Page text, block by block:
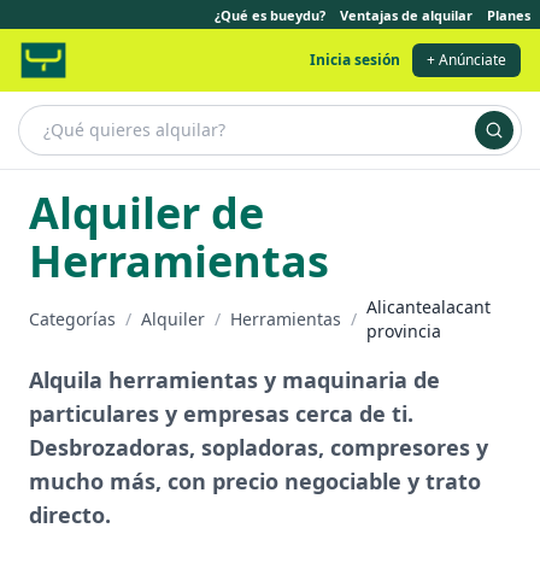
¿Qué es bueydu? Ventajas de alquilar Planes
Inicia sesión + Anúnciate
Alquiler de
Herramientas
Categorías / Alquiler / Herramientas /
Alicantealacant
provincia
Alquila herramientas y maquinaria de
particulares y empresas cerca de ti.
Desbrozadoras, sopladoras, compresores y
mucho más, con precio negociable y trato
directo.